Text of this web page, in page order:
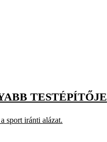
TESTÉPÍTŐJE
sport iránti alázat.